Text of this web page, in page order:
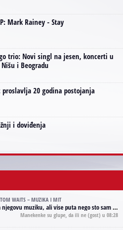
Mark Rainey - Stay
trio: Novi singl na jesen, koncerti u
i Beogradu
20 godina postojanja
i doviđenja
TOM WAITS – MUZIKA I MIT
sam to zazeleo gledao sam njegove umjetnicke slike na raznim stranama interneta. Te stoga zakljucujem da je Tom Waits Lady Gaga muzike namrstenih, ma
Manekenke su glupe, da ili ne (gost) u 08:28